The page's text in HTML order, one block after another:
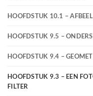
HOOFDSTUK 10.1 –
HOOFDSTUK 9.5 –
HOOFDSTUK 9.4 –
HOOFDSTUK 9.3 – EEN
FILTER